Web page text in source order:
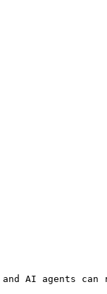
AI agents